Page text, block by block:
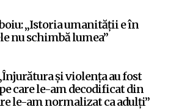
„Istoria umanității e în
nu schimbă lumea”
și violența au fost
care le-am decodificat din
le-am normalizat ca adulți”